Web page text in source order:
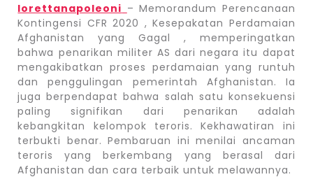
lorettanapoleoni – Memorandum Perencanaan
Kontingensi CFR 2020 , Kesepakatan Perdamaian
Afghanistan yang Gagal , memperingatkan
bahwa penarikan militer AS dari negara itu dapat
mengakibatkan proses perdamaian yang runtuh
dan penggulingan pemerintah Afghanistan. Ia
juga berpendapat bahwa salah satu konsekuensi
paling signifikan dari penarikan adalah
kebangkitan kelompok teroris. Kekhawatiran ini
terbukti benar. Pembaruan ini menilai ancaman
teroris yang berkembang yang berasal dari
Afghanistan dan cara terbaik untuk melawannya.